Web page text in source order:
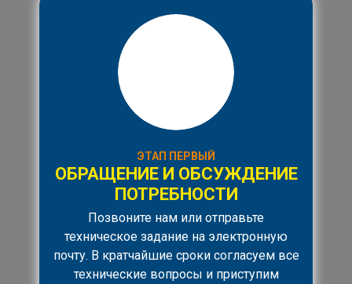
ЭТАП ПЕРВЫЙ
ОБРАЩЕНИЕ И ОБСУЖДЕНИЕ
ПОТРЕБНОСТИ
Позвоните нам или отправьте
техническое задание на электронную
почту. В кратчайшие сроки согласуем все
технические вопросы и приступим